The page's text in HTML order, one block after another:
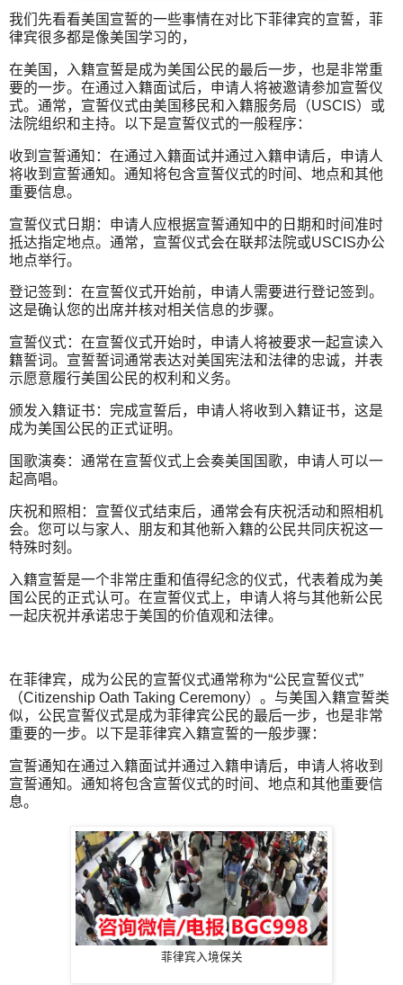
我们先看看美国宣誓的一些事情在对比下菲律宾的宣誓，菲
律宾很多都是像美国学习的，
在美国，入籍宣誓是成为美国公民的最后一步，也是非常重
要的一步。在通过入籍面试后，申请人将被邀请参加宣誓仪
式。通常，宣誓仪式由美国移民和入籍服务局（USCIS）或
法院组织和主持。以下是宣誓仪式的一般程序：
收到宣誓通知：在通过入籍面试并通过入籍申请后，申请人
将收到宣誓通知。通知将包含宣誓仪式的时间、地点和其他
重要信息。
宣誓仪式日期：申请人应根据宣誓通知中的日期和时间准时
抵达指定地点。通常，宣誓仪式会在联邦法院或USCIS办公
地点举行。
登记签到：在宣誓仪式开始前，申请人需要进行登记签到。
这是确认您的出席并核对相关信息的步骤。
宣誓仪式：在宣誓仪式开始时，申请人将被要求一起宣读入
籍誓词。宣誓誓词通常表达对美国宪法和法律的忠诚，并表
示愿意履行美国公民的权利和义务。
颁发入籍证书：完成宣誓后，申请人将收到入籍证书，这是
成为美国公民的正式证明。
国歌演奏：通常在宣誓仪式上会奏美国国歌，申请人可以一
起高唱。
庆祝和照相：宣誓仪式结束后，通常会有庆祝活动和照相机
会。您可以与家人、朋友和其他新入籍的公民共同庆祝这一
特殊时刻。
入籍宣誓是一个非常庄重和值得纪念的仪式，代表着成为美
国公民的正式认可。在宣誓仪式上，申请人将与其他新公民
一起庆祝并承诺忠于美国的价值观和法律。
在菲律宾，成为公民的宣誓仪式通常称为“公民宣誓仪式”
（Citizenship Oath Taking Ceremony）。与美国入籍宣誓类
似，公民宣誓仪式是成为菲律宾公民的最后一步，也是非常
重要的一步。以下是菲律宾入籍宣誓的一般步骤：
宣誓通知在通过入籍面试并通过入籍申请后，申请人将收到
宣誓通知。通知将包含宣誓仪式的时间、地点和其他重要信
息。
菲律宾入境保关